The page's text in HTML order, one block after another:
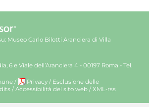
Museo Carlo Bilotti Aranciera di Villa
6 e Viale dell’Aranciera 4 - 00197 Roma - Tel.
/ Privacy / Esclusione delle
/ Accessibilità del sito web / XML-rss